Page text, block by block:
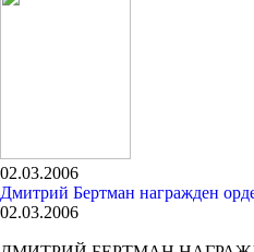
02.03.2006
Дмитрий Бертман награжден
02.03.2006